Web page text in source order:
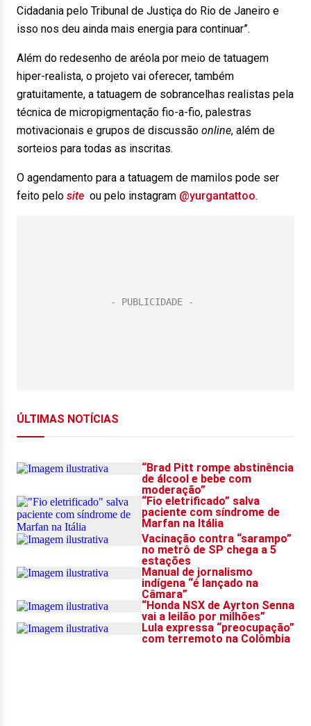
Cidadania pelo Tribunal de Justiça do Rio de Janeiro e
isso nos deu ainda mais energia para continuar”.
Além do redesenho de aréola por meio de tatuagem
hiper-realista, o projeto vai oferecer, também
gratuitamente, a tatuagem de sobrancelhas realistas pela
técnica de micropigmentação fio-a-fio, palestras
motivacionais e grupos de discussão online, além de
sorteios para todas as inscritas.
O agendamento para a tatuagem de mamilos pode ser
feito pelo site ou pelo instagram @yurgantattoo.